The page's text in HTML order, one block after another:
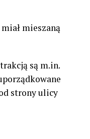
mieszaną
są m.in.
strony ulicy